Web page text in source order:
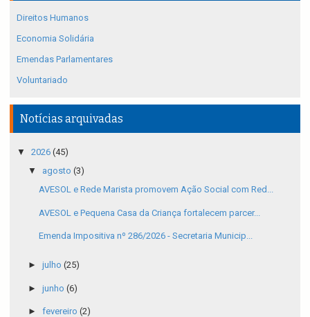
Direitos Humanos
Economia Solidária
Emendas Parlamentares
Voluntariado
Notícias arquivadas
▼ 2026 (45)
▼ agosto (3)
AVESOL e Rede Marista promovem Ação Social com Red...
AVESOL e Pequena Casa da Criança fortalecem parcer...
Emenda Impositiva nº 286/2026 - Secretaria Municip...
► julho (25)
► junho (6)
► fevereiro (2)